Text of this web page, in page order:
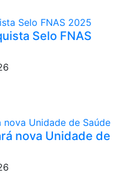
Selo FNAS
nova Unidade de